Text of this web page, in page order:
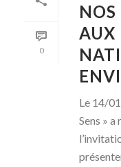
0
AUX
Le 14/
Sens »